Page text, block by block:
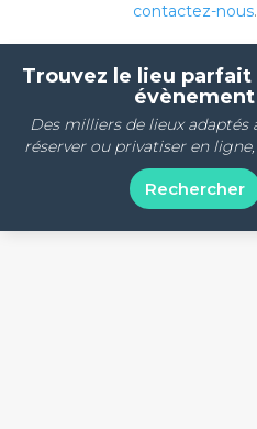
contactez-nous.
Trouvez le lieu
évènement
Des milliers de lieux adaptés
réserver ou privatiser en
Rechercher